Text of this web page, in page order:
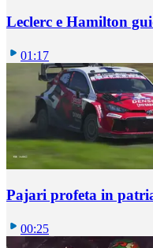
Leclerc e Hamilton
01:17
Pajari profeta in
00:25